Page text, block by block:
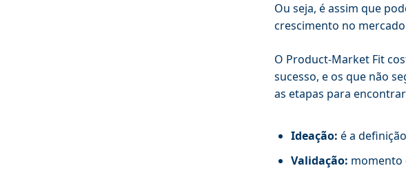
Ou seja, é assim que
crescimento no
O Product-Market Fit
sucesso, e os que não
as etapas para
Ideação: é a
Validação: momento